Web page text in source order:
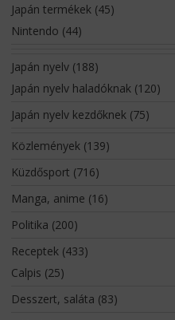
Japán termékek(45)
Nintendo (44)
Japán nyelv(188)
Japán nyelv haladóknak(120)
Japán nyelv kezdőknek(75)
Közlemények(139)
Küzdősport (716)
Manga, anime (16)
Politika (200)
Receptek(433)
Calpis (25)
Desszert, saláta (83)